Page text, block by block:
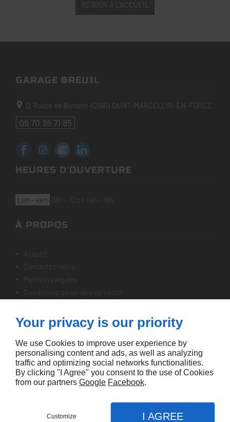
RETOUR À L'ACCUEIL
GARAGE BREUIL
12 Route de Bonson 42680 SAINT-MARCELLIN-EN-FOREZ
09 70 35 71 85
HEURES D'OUVERTURE
lun - ven 08h - 12h / 14h - 18h
À PROPOS
NOTRE SÉLECTION
nos véhicules
Your privacy is our priority
We use Cookies to improve user experience by
personalising content and ads, as well as analyzing
traffic and optimizing social networks functionalities.
By clicking "I Agree" you consent to the use of Cookies
from our partners Google Facebook.
Customize I AGREE